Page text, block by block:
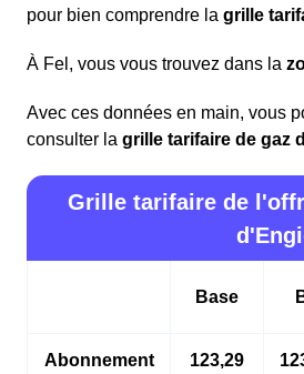
pour bien comprendre la grille
À Fel, vous vous trouvez dans la
Avec ces données en main, vous
consulter la grille tarifaire de gaz
Grille tarifaire de
Base
Abonnement
123,29